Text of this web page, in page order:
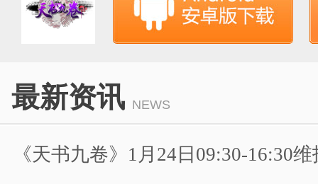
最新资讯 NEWS
《天书九卷》1月24日09:30-16:30